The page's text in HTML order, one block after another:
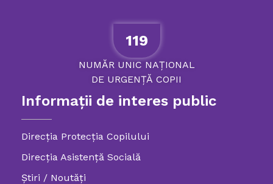
119
NUMĂRUNIC NAȚIONAL
DE URGENȚĂ COPII
Informații de interes public
Direcția Protecția Copilului
Direcția Asistență Socială
Știri / Noutăți